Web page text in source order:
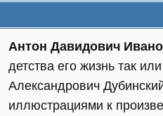
Антон Давидович
детства его жизнь так
Александрович
иллюстрациями к